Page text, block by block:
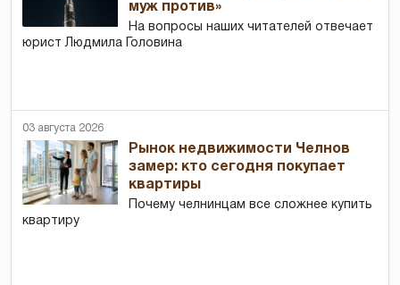
муж против»
На вопросы наших читателей отвечает
юрист Людмила Головина
03 августа 2026
Рынок недвижимости Челнов
замер: кто сегодня покупает
квартиры
Почему челнинцам все сложнее купить
квартиру